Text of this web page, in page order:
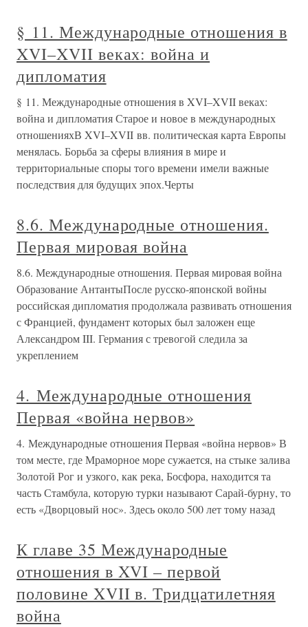
§ 11. Международные отношения в
XVI–XVII веках: война и
дипломатия
§ 11. Международные отношения в XVI–XVII веках:
война и дипломатия Старое и новое в международных
отношенияхВ XVI–XVII вв. политическая карта Европы
менялась. Борьба за сферы влияния в мире и
территориальные споры того времени имели важные
последствия для будущих эпох.Черты
8.6. Международные отношения.
Первая мировая война
8.6. Международные отношения. Первая мировая война
Образование АнтантыПосле русско-японской войны
российская дипломатия продолжала развивать отношения
с Францией, фундамент которых был заложен еще
Александром III. Германия с тревогой следила за
укреплением
4. Международные отношения
Первая «война нервов»
4. Международные отношения Первая «война нервов» В
том месте, где Мраморное море сужается, на стыке залива
Золотой Рог и узкого, как река, Босфора, находится та
часть Стамбула, которую турки называют Сарай-бурну, то
есть «Дворцовый нос». Здесь около 500 лет тому назад
К главе 35 Международные
отношения в XVI – первой
половине XVII в. Тридцатилетняя
война